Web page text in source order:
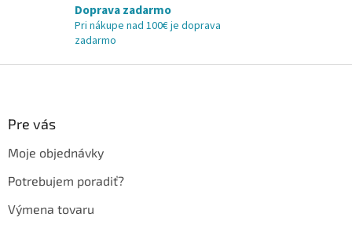
Doprava zadarmo
Pri nákupe nad 100€ je doprava
zadarmo
Pre vás
Moje objednávky
Potrebujem poradiť?
Výmena tovaru